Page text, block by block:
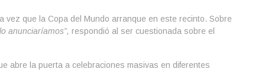
vez que la Copa del Mundo arranque en este recinto. Sobre
anunciaríamos”, respondió al ser cuestionada sobre el
abre la puerta a celebraciones masivas en diferentes